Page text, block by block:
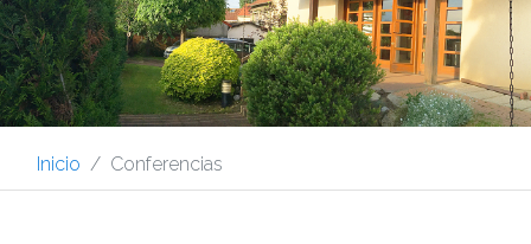
Inicio Conferencias